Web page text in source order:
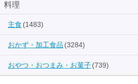
料理
主食 (1483)
おかず・加工食品 (3284)
おやつ・おつまみ・お菓子(739)